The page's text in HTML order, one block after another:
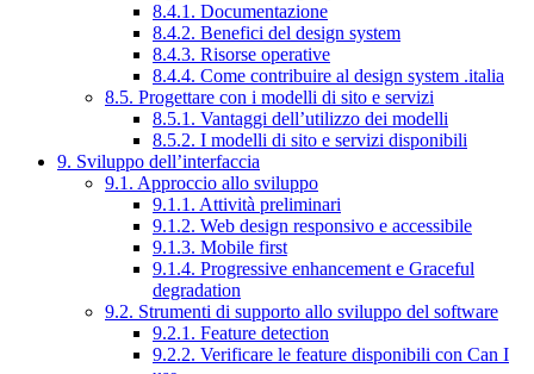
8.4.1. Documentazione
8.4.2. Benefici del design system
8.4.3. Risorse operative
8.4.4. Come contribuire al design system .italia
8.5. Progettare con i modelli di sito e servizi
8.5.1. Vantaggi dell’utilizzo dei modelli
8.5.2. I modelli di sito e servizi disponibili
9. Sviluppo dell’interfaccia
9.1. Approccio allo sviluppo
9.1.1. Attività preliminari
9.1.2. Web design responsivo e accessibile
9.1.3. Mobile first
9.1.4. Progressive enhancement e Graceful
degradation
9.2. Strumenti di supporto allo sviluppo del software
9.2.1. Feature detection
9.2.2. Verificare le feature disponibili con Can I